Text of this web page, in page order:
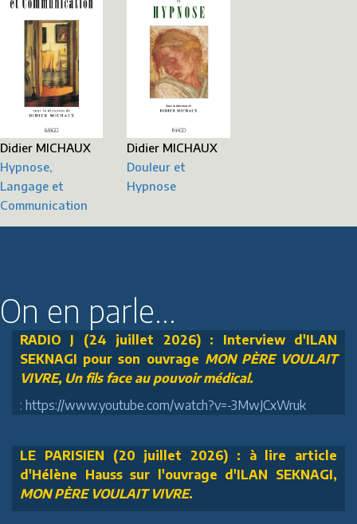
Didier MICHAUX
Hypnose,
Langage et
Communication
Didier MICHAUX
Douleur et
Hypnose
On en parle...
RADIO J (24 juillet 2026) : Interview d'ILAN
SEKNAGI pour son ouvrage MON PÈRE VOULAIT
VIVRE, Un fils face au pouvoir médical.
: https://www.youtube.com/watch?v=-3MwJCxWruk
LE PARISIEN (20 juillet 2026) : à lire article
d'Hélène Hauss sur l'ouvrage d'ILAN SEKNAGI,
MON PÈRE VOULAIT VIVRE.